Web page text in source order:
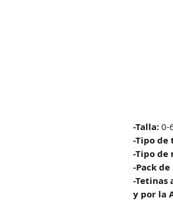
-Talla: 0-
-Tipo de
-Tipo de
-Pack de
-Tetinas
y por la